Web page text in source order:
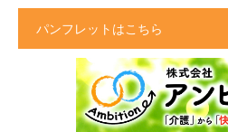
パンフレットはこちら